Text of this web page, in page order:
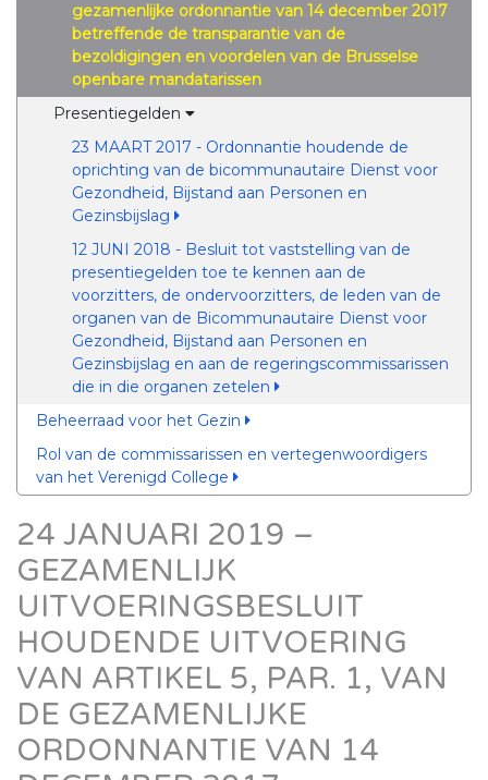
gezamenlijke ordonnantie van 14 december 2017
betreffende de transparantie van de
bezoldigingen en voordelen van de Brusselse
openbare mandatarissen
Presentiegelden
23 MAART 2017 - Ordonnantie houdende de
oprichting van de bicommunautaire Dienst voor
Gezondheid, Bijstand aan Personen en
Gezinsbijslag
12 JUNI 2018 - Besluit tot vaststelling van de
presentiegelden toe te kennen aan de
voorzitters, de ondervoorzitters, de leden van de
organen van de Bicommunautaire Dienst voor
Gezondheid, Bijstand aan Personen en
Gezinsbijslag en aan de regeringscommissarissen
die in die organen zetelen
Beheerraad voor het Gezin
Rol van de commissarissen en vertegenwoordigers
van het Verenigd College
24 JANUARI 2019 –
GEZAMENLIJK
UITVOERINGSBESLUIT
HOUDENDE UITVOERING
VAN ARTIKEL 5, PAR. 1, VAN
DE GEZAMENLIJKE
ORDONNANTIE VAN 14